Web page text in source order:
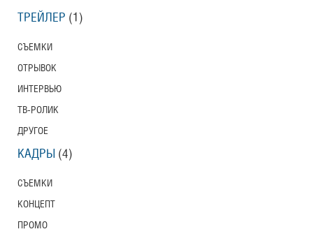
ТРЕЙЛЕР (1)
СЪЕМКИ
ОТРЫВОК
ИНТЕРВЬЮ
ТВ-РОЛИК
ДРУГОЕ
КАДРЫ (4)
СЪЕМКИ
КОНЦЕПТ
ПРОМО